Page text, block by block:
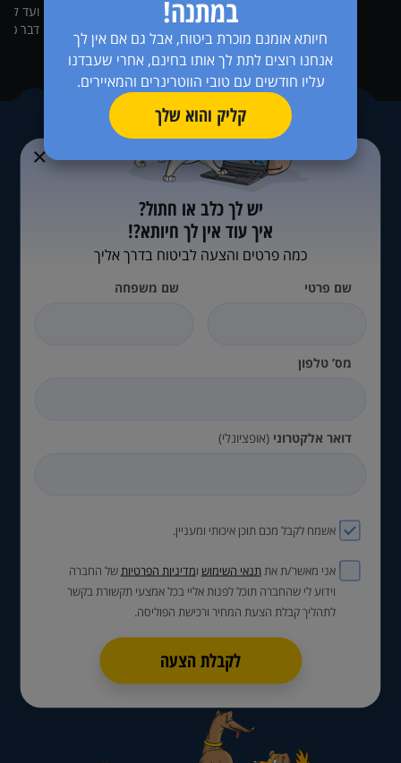
במתנה!
חיותא אומנם מוכרת ביטוח, אבל גם אם אין לך
אנחנו רוצים לתת לך אותו בחינם, אחרי שעבדנו
עליו חודשים עם טובי הווטרינרים והמאיירים.
קליק והוא שלך
ועד
דבר
יש לך כלב או חתול?
איך עוד אין לך חיותא?!
כמה פרטים והצעה לביטוח בדרך אליך
שם פרטי שם משפחה
מס’ טלפון
דואר אלקטרוני(אופציונלי)
אשמח לקבל מכם תוכן איכותי ומעניין.
אני מאשר/ת אתתנאי השימוש ומדיניות הפרטיות של החברה
וידוע לי שהחברה תוכל לפנות אליי בכל אמצעי תקשורת בקשר
לתהליך קבלת הצעת המחיר ורכישת הפוליסה.
לקבלת הצעה